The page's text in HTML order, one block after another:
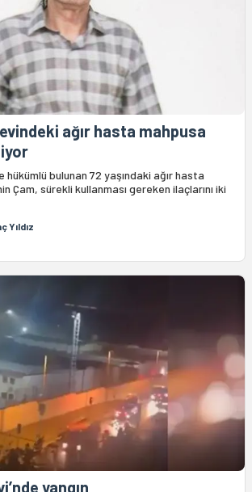
ağır hasta mahpusa
hükümlü bulunan 72 yaşındaki ağır hasta
Çam, sürekli kullanması gereken ilaçlarını iki
Yıldız
yangın